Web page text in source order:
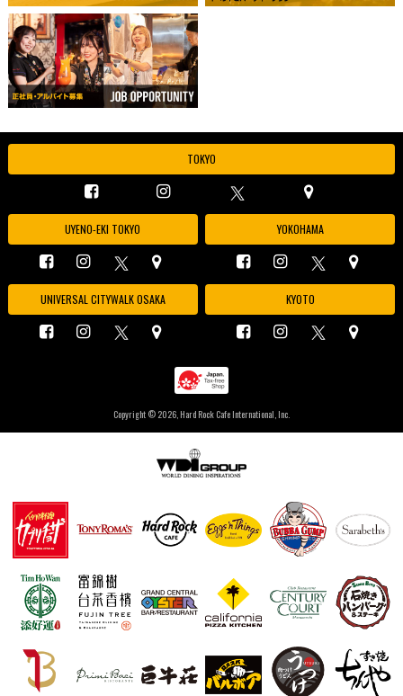
TOKYO
UYENO-EKI TOKYO YOKOHAMA
UNIVERSAL CITYWALK OSAKA KYOTO
Copyright © 2026, Hard Rock Cafe International, Inc.